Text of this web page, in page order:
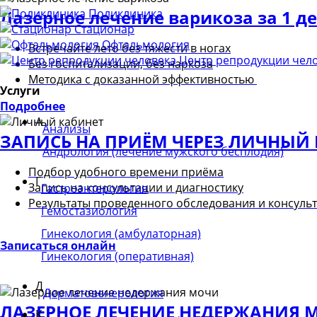
Лазерное лечение варикоза за 1
Встречайте лето без тяжести в ногах
Без госпитализации, без наркоза
Методика с доказанной эффективностью
Подробнее
ЗАПИСЬ НА ПРИЁМ ЧЕРЕЗ ЛИЧНЫЙ
Подбор удобного времени приёма
Запись на консультации и диагностику
Результаты проведенного обследования и
Записаться онлайн
ЛАЗЕРНОЕ ЛЕЧЕНИЕ НЕДЕРЖАНИЯ
Поликлиника
Стационар
Офтальмология
Центр репродукции
Услуги
ААнализы
Андрология (лечение мужского бесплодия)
ГГастроэнтерология
Гемостазиология
Гинекология (амбулаторная)
Гинекология (оперативная)
ДДерматовенерология
К